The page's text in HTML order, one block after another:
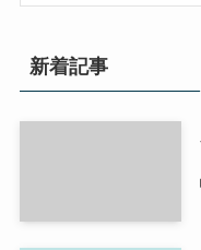
新着記事